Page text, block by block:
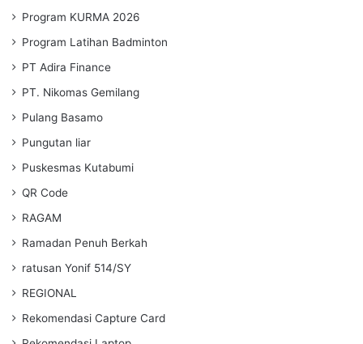
Program KURMA 2026
Program Latihan Badminton
PT Adira Finance
PT. Nikomas Gemilang
Pulang Basamo
Pungutan liar
Puskesmas Kutabumi
QR Code
RAGAM
Ramadan Penuh Berkah
ratusan Yonif 514/SY
REGIONAL
Rekomendasi Capture Card